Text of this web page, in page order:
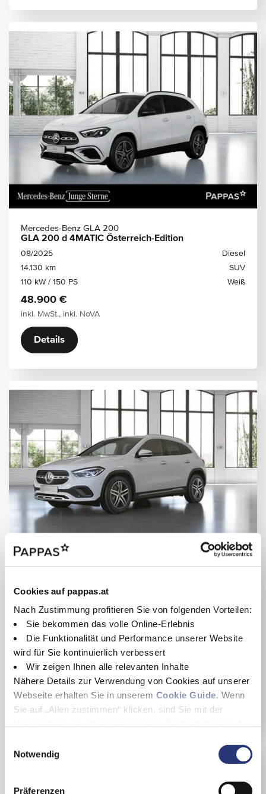
Cookies auf pappas.at
Nach Zustimmung profitieren Sie von folgenden Vorteilen:
Sie bekommen das volle Online-Erlebnis
Die Funktionalität und Performance unserer Website
wird für Sie kontinuierlich verbessert
Wir zeigen Ihnen alle relevanten Inhalte
Nähere Details zur Verwendung von Cookies auf unserer
Webseite erhalten Sie in unserem Cookie Guide. Wenn
Sie auf „Allen zustimmen“ klicken, sind Sie mit der
diese Webseite auch in Zukunft zu verbessern und
Wenn Sie nur einzelne Cookies erlauben wollen, können
Notwendig
Präferenzen
Mercedes-Benz GLA 200
GLA 200 d 4MATIC Österreich-Edition
08/2025
Diesel
14.130 km
SUV
110 kW / 150 PS
Weiß
48.900 €
inkl. MwSt., inkl. NoVA
Details
Mercedes-Benz GLA 200
GLA 200 d 4MATIC
08/2022
Diesel
73.129 km
110 kW / 150 PS
Weiß
34.900 €
inkl. MwSt.
Details